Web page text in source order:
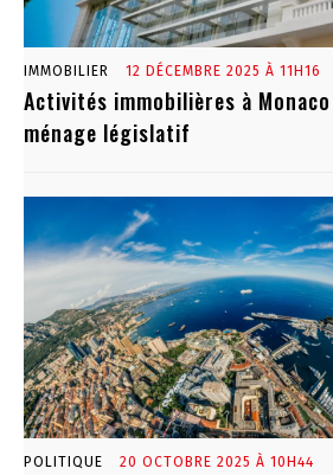
IMMOBILIER 12 DÉCEMBRE 2025 À 11H16
Activités immobilières à
ménage législatif
POLITIQUE 20 OCTOBRE 2025 À 10H44